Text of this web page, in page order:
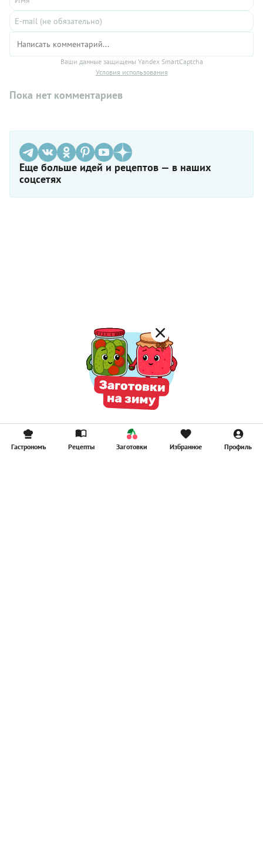
Ваши данные защищены Yandex SmartCaptcha
Условия использования
Пока нет комментариев
Еще больше идей и рецептов — в наших
соцсетях
Гастрономъ Рецепты Заготовки Избранное Профиль